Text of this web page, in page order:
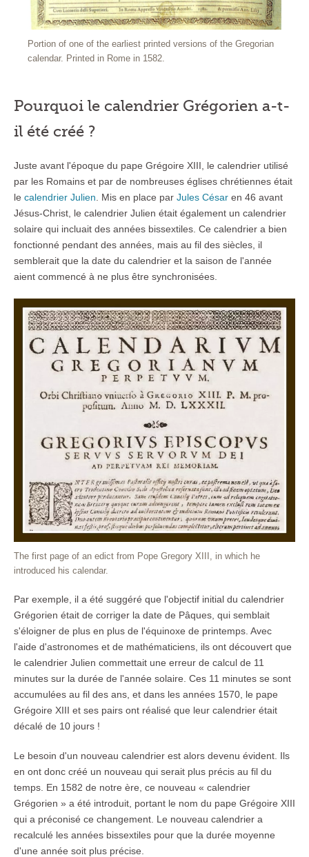
Portion of one of the earliest printed versions of the Gregorian
calendar. Printed in Rome in 1582.
Pourquoi le calendrier Grégorien a-t-
il été créé ?
Juste avant l'époque du pape Grégoire XIII, le calendrier utilisé
par les Romains et par de nombreuses églises chrétiennes était
le calendrier Julien . Mis en place par Jules César en 46 avant
Jésus-Christ, le calendrier Julien était également un calendrier
solaire qui incluait des années bissextiles. Ce calendrier a bien
fonctionné pendant des années, mais au fil des siècles, il
semblerait que la date du calendrier et la saison de l'année
aient commencé à ne plus être synchronisées.
The first page of an edict from Pope Gregory XIII, in which he
introduced his calendar.
Par exemple, il a été suggéré que l'objectif initial du calendrier
Grégorien était de corriger la date de Pâques, qui semblait
s'éloigner de plus en plus de l'équinoxe de printemps. Avec
l'aide d'astronomes et de mathématiciens, ils ont découvert que
le calendrier Julien commettait une erreur de calcul de 11
minutes sur la durée de l'année solaire. Ces 11 minutes se sont
accumulées au fil des ans, et dans les années 1570, le pape
Grégoire XIII et ses pairs ont réalisé que leur calendrier était
décalé de 10 jours !
Le besoin d'un nouveau calendrier est alors devenu évident. Ils
en ont donc créé un nouveau qui serait plus précis au fil du
temps. En 1582 de notre ère, ce nouveau « calendrier
Grégorien » a été introduit, portant le nom du pape Grégoire XIII
qui a préconisé ce changement. Le nouveau calendrier a
recalculé les années bissextiles pour que la durée moyenne
d'une année soit plus précise.